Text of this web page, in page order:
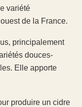
variété
de la France.
principalement
douces-
Elle apporte
produire un cidre